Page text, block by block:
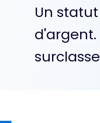
Un
d'argent.